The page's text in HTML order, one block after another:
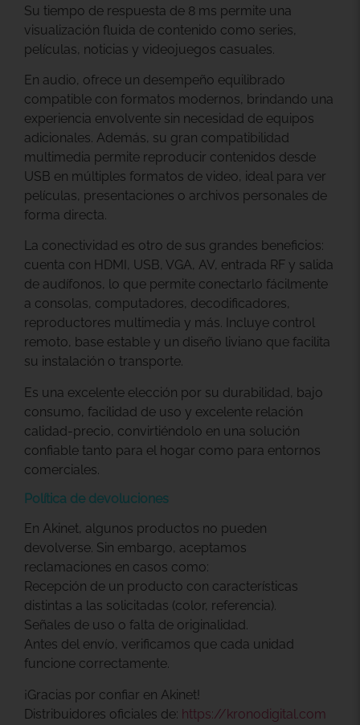
Su tiempo de respuesta de 8 ms permite una
visualización fluida de contenido como series,
películas, noticias y videojuegos casuales.
En audio, ofrece un desempeño equilibrado
compatible con formatos modernos, brindando una
experiencia envolvente sin necesidad de equipos
adicionales. Además, su gran compatibilidad
multimedia permite reproducir contenidos desde
USB en múltiples formatos de video, ideal para ver
películas, presentaciones o archivos personales de
forma directa.
La conectividad es otro de sus grandes beneficios:
cuenta con HDMI, USB, VGA, AV, entrada RF y salida
de audífonos, lo que permite conectarlo fácilmente
a consolas, computadores, decodificadores,
reproductores multimedia y más. Incluye control
remoto, base estable y un diseño liviano que facilita
su instalación o transporte.
Es una excelente elección por su durabilidad, bajo
consumo, facilidad de uso y excelente relación
calidad-precio, convirtiéndolo en una solución
confiable tanto para el hogar como para entornos
comerciales.
Política de devoluciones
En Akinet, algunos productos no pueden
devolverse. Sin embargo, aceptamos
reclamaciones en casos como:
Recepción de un producto con características
distintas a las solicitadas (color, referencia).
Señales de uso o falta de originalidad.
Antes del envío, verificamos que cada unidad
funcione correctamente.
¡Gracias por confiar en Akinet!
Distribuidores oficiales de: https://kronodigital.com